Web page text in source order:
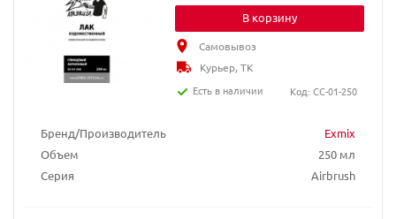
Бренд/Производитель
Exmix
Объем
250 мл
Серия
Airbrush
В корзину
Самовывоз
Курьер, ТК
Есть в наличии
Код: CC-01-250